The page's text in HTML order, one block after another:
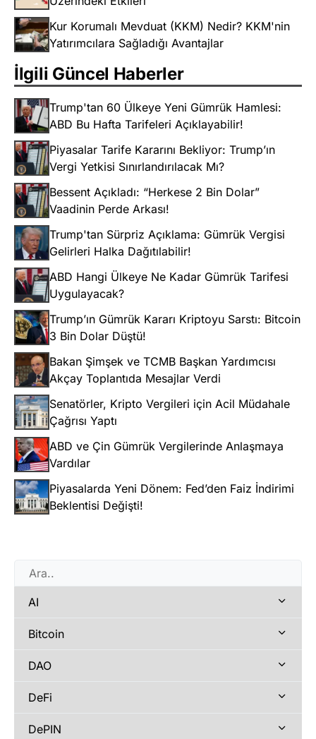
Kur Korumalı Mevduat (KKM) Nedir? KKM'nin
Yatırımcılara Sağladığı Avantajlar
İlgili Güncel Haberler
Trump'tan 60 Ülkeye Yeni Gümrük Hamlesi:
ABD Bu Hafta Tarifeleri Açıklayabilir!
Piyasalar Tarife Kararını Bekliyor: Trump’ın
Vergi Yetkisi Sınırlandırılacak Mı?
Bessent Açıkladı: “Herkese 2 Bin Dolar”
Vaadinin Perde Arkası!
Trump'tan Sürpriz Açıklama: Gümrük Vergisi
Gelirleri Halka Dağıtılabilir!
ABD Hangi Ülkeye Ne Kadar Gümrük Tarifesi
Uygulayacak?
Trump’ın Gümrük Kararı Kriptoyu Sarstı: Bitcoin
3 Bin Dolar Düştü!
Bakan Şimşek ve TCMB Başkan Yardımcısı
Akçay Toplantıda Mesajlar Verdi
Senatörler, Kripto Vergileri için Acil Müdahale
Çağrısı Yaptı
ABD ve Çin Gümrük Vergilerinde Anlaşmaya
Vardılar
Piyasalarda Yeni Dönem: Fed’den Faiz İndirimi
Beklentisi Değişti!
AI
Bitcoin
DAO
DeFi
DePIN